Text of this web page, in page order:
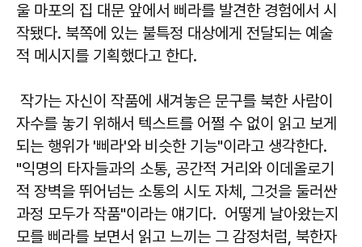
울 마포의 집 대문 앞에서 삐라를 발견한 경험에서 시
작됐다. 북쪽에 있는 불특정 대상에게 전달되는 예술
적 메시지를 기획했다고 한다.
작가는 자신이 작품에 새겨놓은 문구를 북한 사람이
자수를 놓기 위해서 텍스트를 어쩔 수 없이 읽고 보게
되는 행위가 '삐라'와 비슷한 기능"이라고 생각한다.
"익명의 타자들과의 소통, 공간적 거리와 이데올로기
적 장벽을 뛰어넘는 소통의 시도 자체, 그것을 둘러싼
과정 모두가 작품"이라는 얘기다. 어떻게 날아왔는지
모를 삐라를 보면서 읽고 느끼는 그 감정처럼, 북한자